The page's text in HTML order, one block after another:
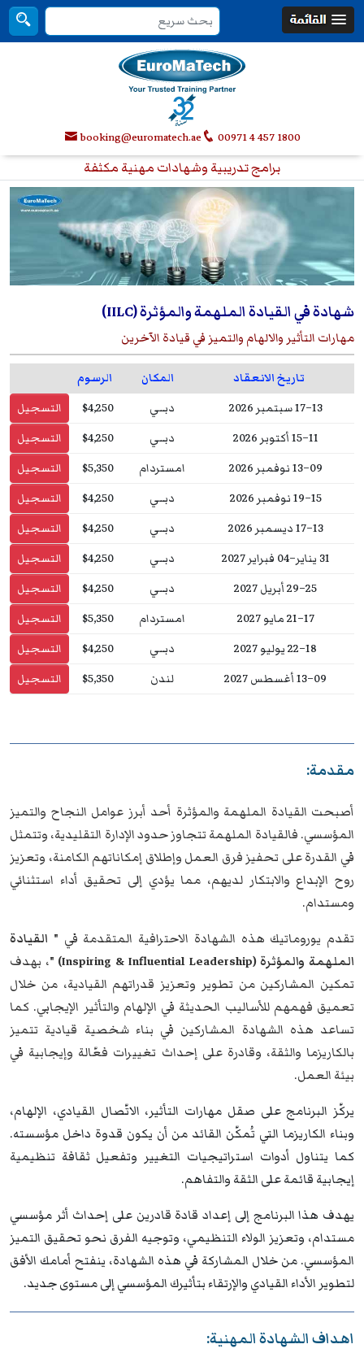
00971 4 457 1800
booking@euromatech.ae
برامج تدريبية وشهادات مهنية مكثفة
شهادة في القيادة الملهمة والمؤثرة (IILC)
مهارات التأثير والالهام والتميز في قيادة الآخرين
تاريخ الانعقاد المكان
الرسوم
13–17 سبتمبر 2026
دبــي $4,250
التسجيل
11–15 أكتوبر 2026
دبــي $4,250
التسجيل
09–13 نوفمبر 2026
امستردام $5,350
التسجيل
15–19 نوفمبر 2026
دبــي $4,250
التسجيل
13–17 ديسمبر 2026
دبــي $4,250
التسجيل
31 يناير–04 فبراير 2027
دبــي $4,250
التسجيل
25–29 أبريل 2027
دبــي $4,250
التسجيل
17–21 مايو 2027
امستردام $5,350
التسجيل
18–22 يوليو 2027
دبــي $4,250
التسجيل
09–13 أغسطس 2027
لندن $5,350 التسجيل
مقدمة:
أصبحت القيادة الملهمة والمؤثرة أحد أبرز عوامل النجاح والتميز
المؤسسي. فالقيادة الملهمة تتجاوز حدود الإدارة التقليدية، وتتمثل
في القدرة على تحفيز فرق العمل وإطلاق إمكاناتهم الكامنة، وتعزيز
روح الإبداع والابتكار لديهم، مما يؤدي إلى تحقيق أداء استثنائي
ومستدام.
تقدم يوروماتيك هذه الشهادة الاحترافية المتقدمة في " القيادة
الملهمة والمؤثرة (
Inspiring & Influential Leadership)
"، بهدف
تمكين المشاركين من تطوير وتعزيز قدراتهم القيادية، من خلال
تعميق فهمهم للأساليب الحديثة في الإلهام والتأثير الإيجابي. كما
تساعد هذه الشهادة المشاركين في بناء شخصية قيادية تتميز
بالكاريزما والثقة، وقادرة على إحداث تغييرات فعّالة وإيجابية في
بيئة العمل.
يركّز البرنامج على صقل مهارات التأثير، الاتّصال القيادي، الإلهام،
وبناء الكاريزما التي تُمكّن القائد من أن يكون قدوة داخل مؤسسته.
كما يتناول أدوات استراتيجيات التغيير وتفعيل ثقافة تنظيمية
إيجابية قائمة على الثقة والتفاهم.
يهدف هذا البرنامج إلى إعداد قادة قادرين على إحداث أثر مؤسسي
مستدام، وتعزيز الولاء التنظيمي، وتوجيه الفرق نحو تحقيق التميز
المؤسسي. من خلال المشاركة في هذه الشهادة، ينفتح أمامك الأفق
لتطوير الأداء القيادي والإرتقاء بتأثيرك المؤسسي إلى مستوى جديد.
اهداف الشهادة المهنية: